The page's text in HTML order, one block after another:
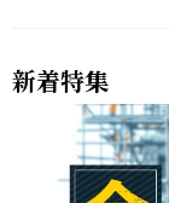
新着特集